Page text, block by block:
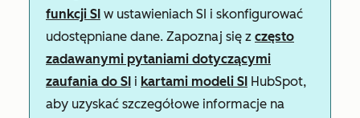
funkcji SI w ustawieniach SI i skonfigurować
udostępniane dane. Zapoznaj się z często
zadawanymi pytaniami dotyczącymi
zaufania do SI i kartami modeli SI HubSpot,
aby uzyskać szczegółowe informacje na